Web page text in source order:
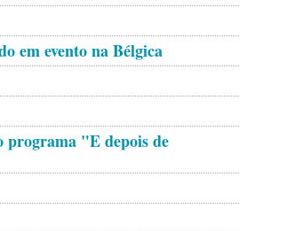
em evento na Bélgica
programa "E depois de